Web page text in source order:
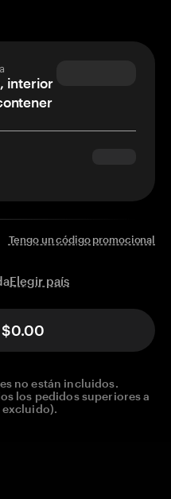
interior
Tengo un código promocional
Elegir país
$0.00
no están incluidos.
los pedidos superiores a
excluido).